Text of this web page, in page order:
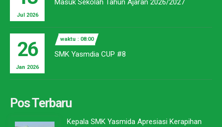
Jul 2026
Masuk Sekolah Tahun Ajaran 2026/2027
26
Jan 2026
waktu : 08:00
SMK Yasmdia CUP #8
Pos Terbaru
Kepala SMK Yasmida Apresiasi Kerapihan